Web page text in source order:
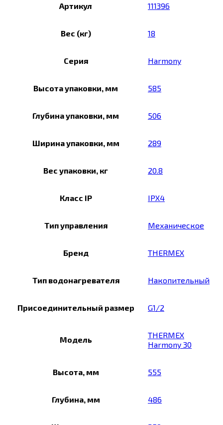
Артикул 111396
Вес (кг) 18
Серия Harmony
Высота упаковки, мм 585
Глубина упаковки, мм 506
Ширина упаковки, мм 289
Вес упаковки, кг 20.8
Класс IP IPX4
Тип управления Механическое
Бренд THERMEX
Тип водонагревателя Накопительный
Присоединительный размер G1/2
Модель
THERMEX
Harmony 30
Высота, мм 555
Глубина, мм 486